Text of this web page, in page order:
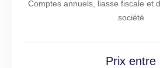
Comptes annuels, liasse fiscale et
société
Prix entre